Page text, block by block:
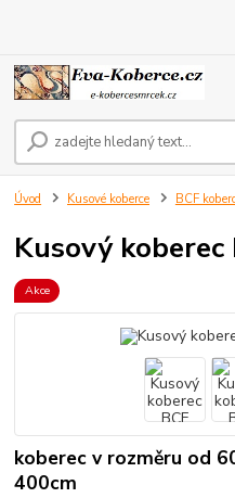
Úvod Kusové koberce BCF
Kusový
Akce
koberec v rozměru od
400cm